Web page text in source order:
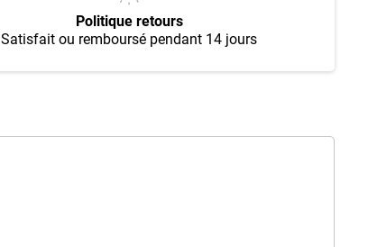
Politique retours
Satisfait ou remboursé pendant 14 jours